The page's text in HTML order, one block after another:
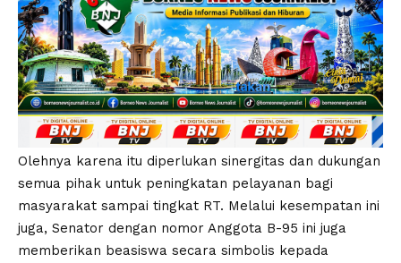
Olehnya karena itu diperlukan sinergitas dan dukungan
semua pihak untuk peningkatan pelayanan bagi
masyarakat sampai tingkat RT. Melalui kesempatan ini
juga, Senator dengan nomor Anggota B-95 ini juga
memberikan beasiswa secara simbolis kepada